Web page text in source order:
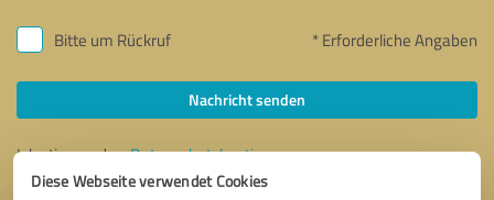
Diese Webseite verwendet Cookies
Bitte um Rückruf * Erforderliche Angaben
Nachricht senden
Ich stimme denDatenschutzbestimmungenzu.